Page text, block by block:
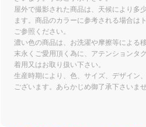
屋外で撮影された商品は、天候により多
ます。商品のカラーに参考される場合は
ご参照ください。
濃い色の商品は、お洗濯や摩擦等による
末永くご愛用頂く為に、アテンションタ
着用又はお取り扱い下さい。
生産時期により、色、サイズ、デザイン
ございます。あらかじめ御了承下さいませ